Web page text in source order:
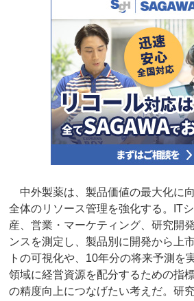
中外製薬は、製品価値の最大化に
全体のリソース管理を強化する。IT
産、営業・マーケティング、研究開
ンスを測定し、製品別に開発から上
トの可視化や、10年分の将来予測を
領域に経営資源を配分するための指
の精度向上につなげたい考えだ。研